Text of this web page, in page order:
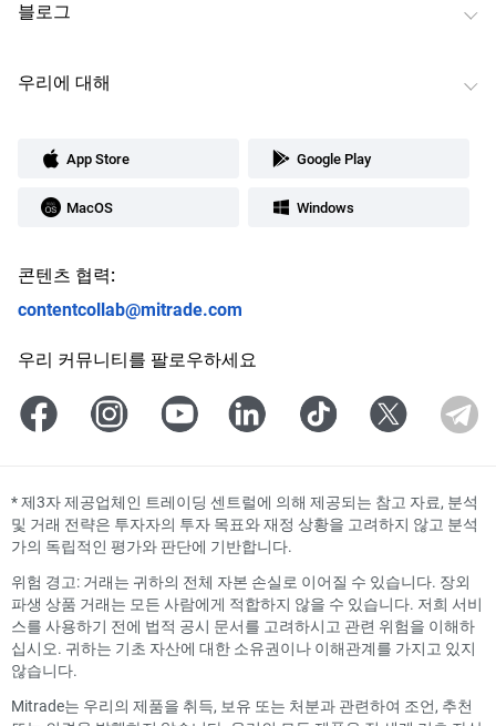
블로그
우리에 대해
App Store Google Play
MacOS Windows
콘텐츠 협력:
contentcollab@mitrade.com
우리 커뮤니티를 팔로우하세요
*제3자 제공업체인 트레이딩 센트럴에 의해 제공되는 참고 자료, 분석
및 거래 전략은 투자자의 투자 목표와 재정 상황을 고려하지 않고 분석
가의 독립적인 평가와 판단에 기반합니다.
위험 경고: 거래는 귀하의 전체 자본 손실로 이어질 수 있습니다. 장외
파생 상품 거래는 모든 사람에게 적합하지 않을 수 있습니다. 저희 서비
스를 사용하기 전에 법적 공시 문서를 고려하시고 관련 위험을 이해하
십시오. 귀하는 기초 자산에 대한 소유권이나 이해관계를 가지고 있지
않습니다.
Mitrade는 우리의 제품을 취득, 보유 또는 처분과 관련하여 조언, 추천